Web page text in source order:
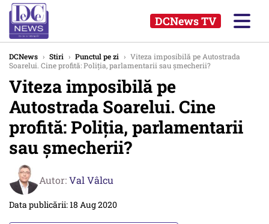
DCNews TV
DCNews › Stiri › Punctul pe zi › Viteza imposibilă pe Autostrada
Soarelui. Cine profită: Poliția, parlamentarii sau șmecherii?
Viteza imposibilă pe
Autostrada Soarelui. Cine
profită: Poliția, parlamentarii
sau șmecherii?
Autor:Val Vâlcu
Data publicării: 18 Aug 2020